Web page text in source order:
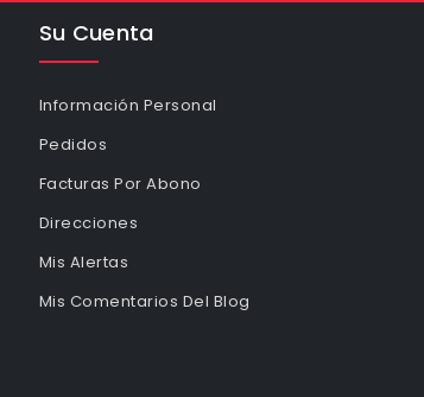
Su Cuenta
Información Personal
Pedidos
Facturas Por Abono
Direcciones
Mis Alertas
Mis Comentarios Del Blog